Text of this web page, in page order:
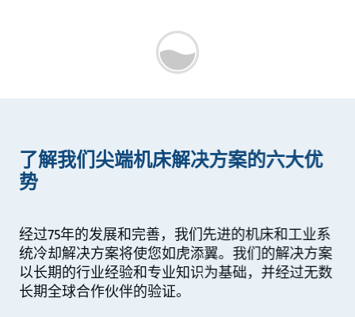
了解我们尖端机床解决方案的六大优
势
经过75年的发展和完善，我们先进的机床和工业系
统冷却解决方案将使您如虎添翼。我们的解决方案
以长期的行业经验和专业知识为基础，并经过无数
长期全球合作伙伴的验证。